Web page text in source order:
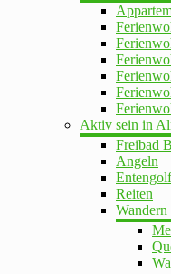
Aktiv sein in
Freibad
Angeln
Entengolf
Reiten
Wandern